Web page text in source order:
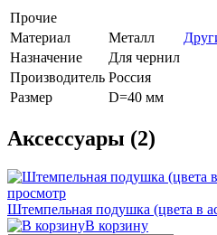
Прочие
Материал
Металл
Назначение
Для чернил
Производитель Россия
Размер
D=40 мм
Аксессуары (2)
просмотр
Штемпельная подушка (цвета в
В корзину